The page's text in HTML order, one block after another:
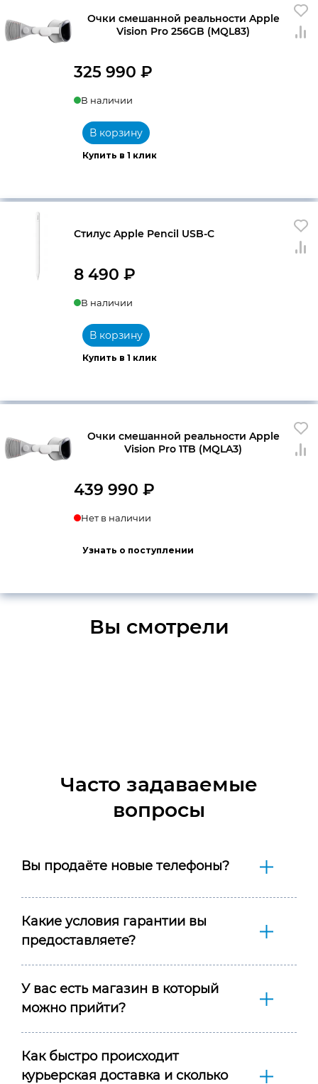
Очки смешанной реальности Apple
Vision Pro 256GB (MQL83)
325 990 ₽
В наличии
Купить в 1 клик
В корзину
Стилус Apple Pencil USB-C
8 490 ₽
В наличии
Купить в 1 клик
В корзину
Очки смешанной реальности Apple
Vision Pro 1TB (MQLA3)
439 990 ₽
Нет в наличии
Узнать о поступлении
Вы смотрели
Часто задаваемые
вопросы
Вы продаёте новые телефоны?
Какие условия гарантии вы
предоставляете?
У вас есть магазин в который
можно прийти?
Как быстро происходит
курьерская доставка и сколько